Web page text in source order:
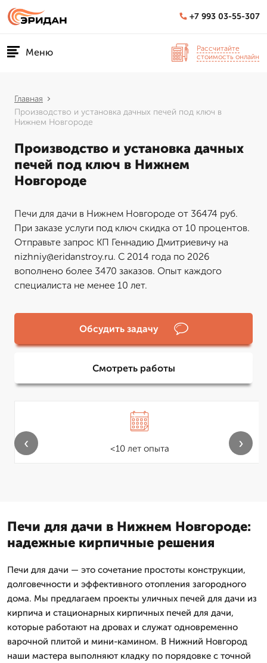
+7 993 03-55-307
Меню
Рассчитайте
стоимость онлайн
Главная
Производство и установка дачных печей под ключ в
Нижнем Новгороде
Производство и установка дачных
печей под ключ в Нижнем
Новгороде
Печи для дачи в Нижнем Новгороде от 36474 руб.
При заказе услуги под ключ скидка от 10 процентов.
Отправьте запрос КП Геннадию Дмитриевичу на
nizhniy@eridanstroy.ru. С 2014 года по 2026
вополнено более 3470 заказов. Опыт каждого
специалиста не менее 10 лет.
Обсудить задачу
Смотреть работы
<10 лет опыта
‹ ›
Печи для дачи в Нижнем Новгороде:
надежные кирпичные решения
Печи для дачи — это сочетание простоты конструкции,
долговечности и эффективного отопления загородного
дома. Мы предлагаем проекты уличных печей для дачи из
кирпича и стационарных кирпичных печей для дачи,
которые работают на дровах и служат одновременно
варочной плитой и мини-камином. В Нижний Новгород
наши мастера выполняют кладку по порядовке с точной